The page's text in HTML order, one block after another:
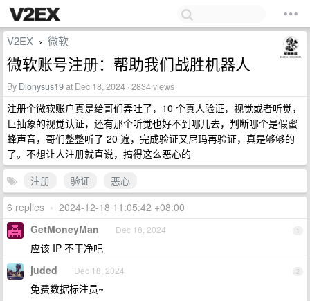
V2EX › 微软
微软账号注册：帮助我们战胜机器人
By Dionysus19at Dec 18, 2024 · 2834 views
注册个微软账户真是给哥们弄吐了，10 个真人验证，视觉或者听觉，
巨抽象的视觉认证，还有那个听觉也好不到哪儿去，判断哪个是假蜜
蜂声音，哥们整整听了 20 遍，完成验证又尼玛再验证，真是够够的
了。不想让人注册就直说，搞得这么恶心的
注册
验证
恶心
6 replies • 2024-12-18 11:05:42 +08:00
1
GetMoneyMan Dec 18, 2024
应该 IP 不干净吧
2
juded Dec 18, 2024
免费数据标注员~